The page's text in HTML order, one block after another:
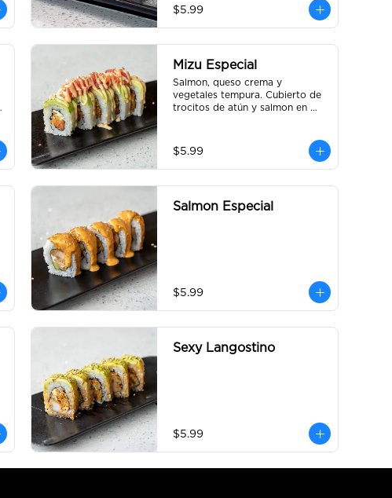
$5.99
Mizu Especial
Salmon, queso crema y
vegetales tempura. Cubierto de
trocitos de atún y salmon en
$5.99
Salmon Especial
$5.99
Sexy Langostino
$5.99